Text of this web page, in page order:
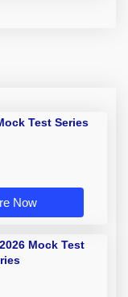
Test Series
Now
Mock Test